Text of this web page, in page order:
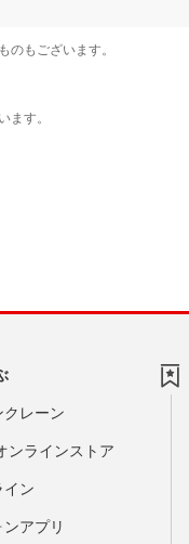
レーン
ンラインストア
イン
アプリ